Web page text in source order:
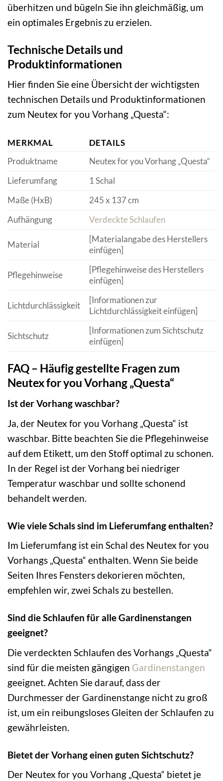
überhitzen und bügeln Sie ihn gleichmäßig, um
ein optimales Ergebnis zu erzielen.
Technische Details und
Produktinformationen
Hier finden Sie eine Übersicht der wichtigsten
technischen Details und Produktinformationen
zum Neutex for you Vorhang „Questa“:
MERKMAL
DETAILS
Produktname
Neutex for you Vorhang „Questa“
Lieferumfang
1 Schal
Maße (HxB)
245 x 137 cm
Aufhängung
Verdeckte Schlaufen
Material
[Materialangabe des Herstellers
einfügen]
Pflegehinweise
[Pflegehinweise des Herstellers
einfügen]
Lichtdurchlässigkeit
[Informationen zur
Lichtdurchlässigkeit einfügen]
Sichtschutz
[Informationen zum Sichtschutz
einfügen]
FAQ – Häufig gestellte Fragen zum
Neutex for you Vorhang „Questa“
Ist der Vorhang waschbar?
Ja, der Neutex for you Vorhang „Questa“ ist
waschbar. Bitte beachten Sie die Pflegehinweise
auf dem Etikett, um den Stoff optimal zu schonen.
In der Regel ist der Vorhang bei niedriger
Temperatur waschbar und sollte schonend
behandelt werden.
Wie viele Schals sind im Lieferumfang enthalten?
Im Lieferumfang ist ein Schal des Neutex for you
Vorhangs „Questa“ enthalten. Wenn Sie beide
Seiten Ihres Fensters dekorieren möchten,
empfehlen wir, zwei Schals zu bestellen.
Sind die Schlaufen für alle Gardinenstangen
geeignet?
Die verdeckten Schlaufen des Vorhangs „Questa“
sind für die meisten gängigen Gardinenstangen
geeignet. Achten Sie darauf, dass der
Durchmesser der Gardinenstange nicht zu groß
ist, um ein reibungsloses Gleiten der Schlaufen zu
gewährleisten.
Bietet der Vorhang einen guten Sichtschutz?
Der Neutex for you Vorhang „Questa“ bietet je